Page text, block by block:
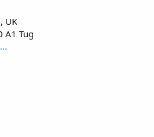
UK
A1 Tug